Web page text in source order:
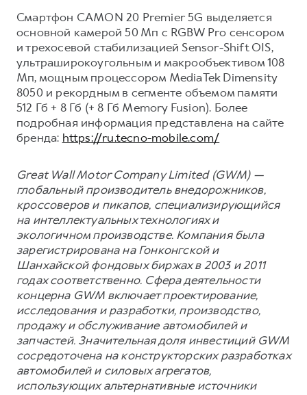
Смартфон CAMON 20 Premier 5G выделяется
основной камерой 50 Мп с RGBW Pro сенсором
и трехосевой стабилизацией Sensor-Shift OIS,
ультраширокоугольным и макрообъективом 108
Мп, мощным процессором MediaTek Dimensity
8050 и рекордным в сегменте объемом памяти
512 Гб + 8 Гб (+ 8 Гб Memory Fusion). Более
подробная информация представлена на сайте
бренда: https://ru.tecno-mobile.com/
Great Wall Motor Company Limited (GWM) —
глобальный производитель внедорожников,
кроссоверов и пикапов, специализирующийся
на интеллектуальных технологиях и
экологичном производстве. Компания была
зарегистрирована на Гонконгской и
Шанхайской фондовых биржах в 2003 и 2011
годах соответственно. Сфера деятельности
концерна GWM включает проектирование,
исследования и разработки, производство,
продажу и обслуживание автомобилей и
запчастей. Значительная доля инвестиций GWM
сосредоточена на конструкторских разработках
автомобилей и силовых агрегатов,
использующих альтернативные источники